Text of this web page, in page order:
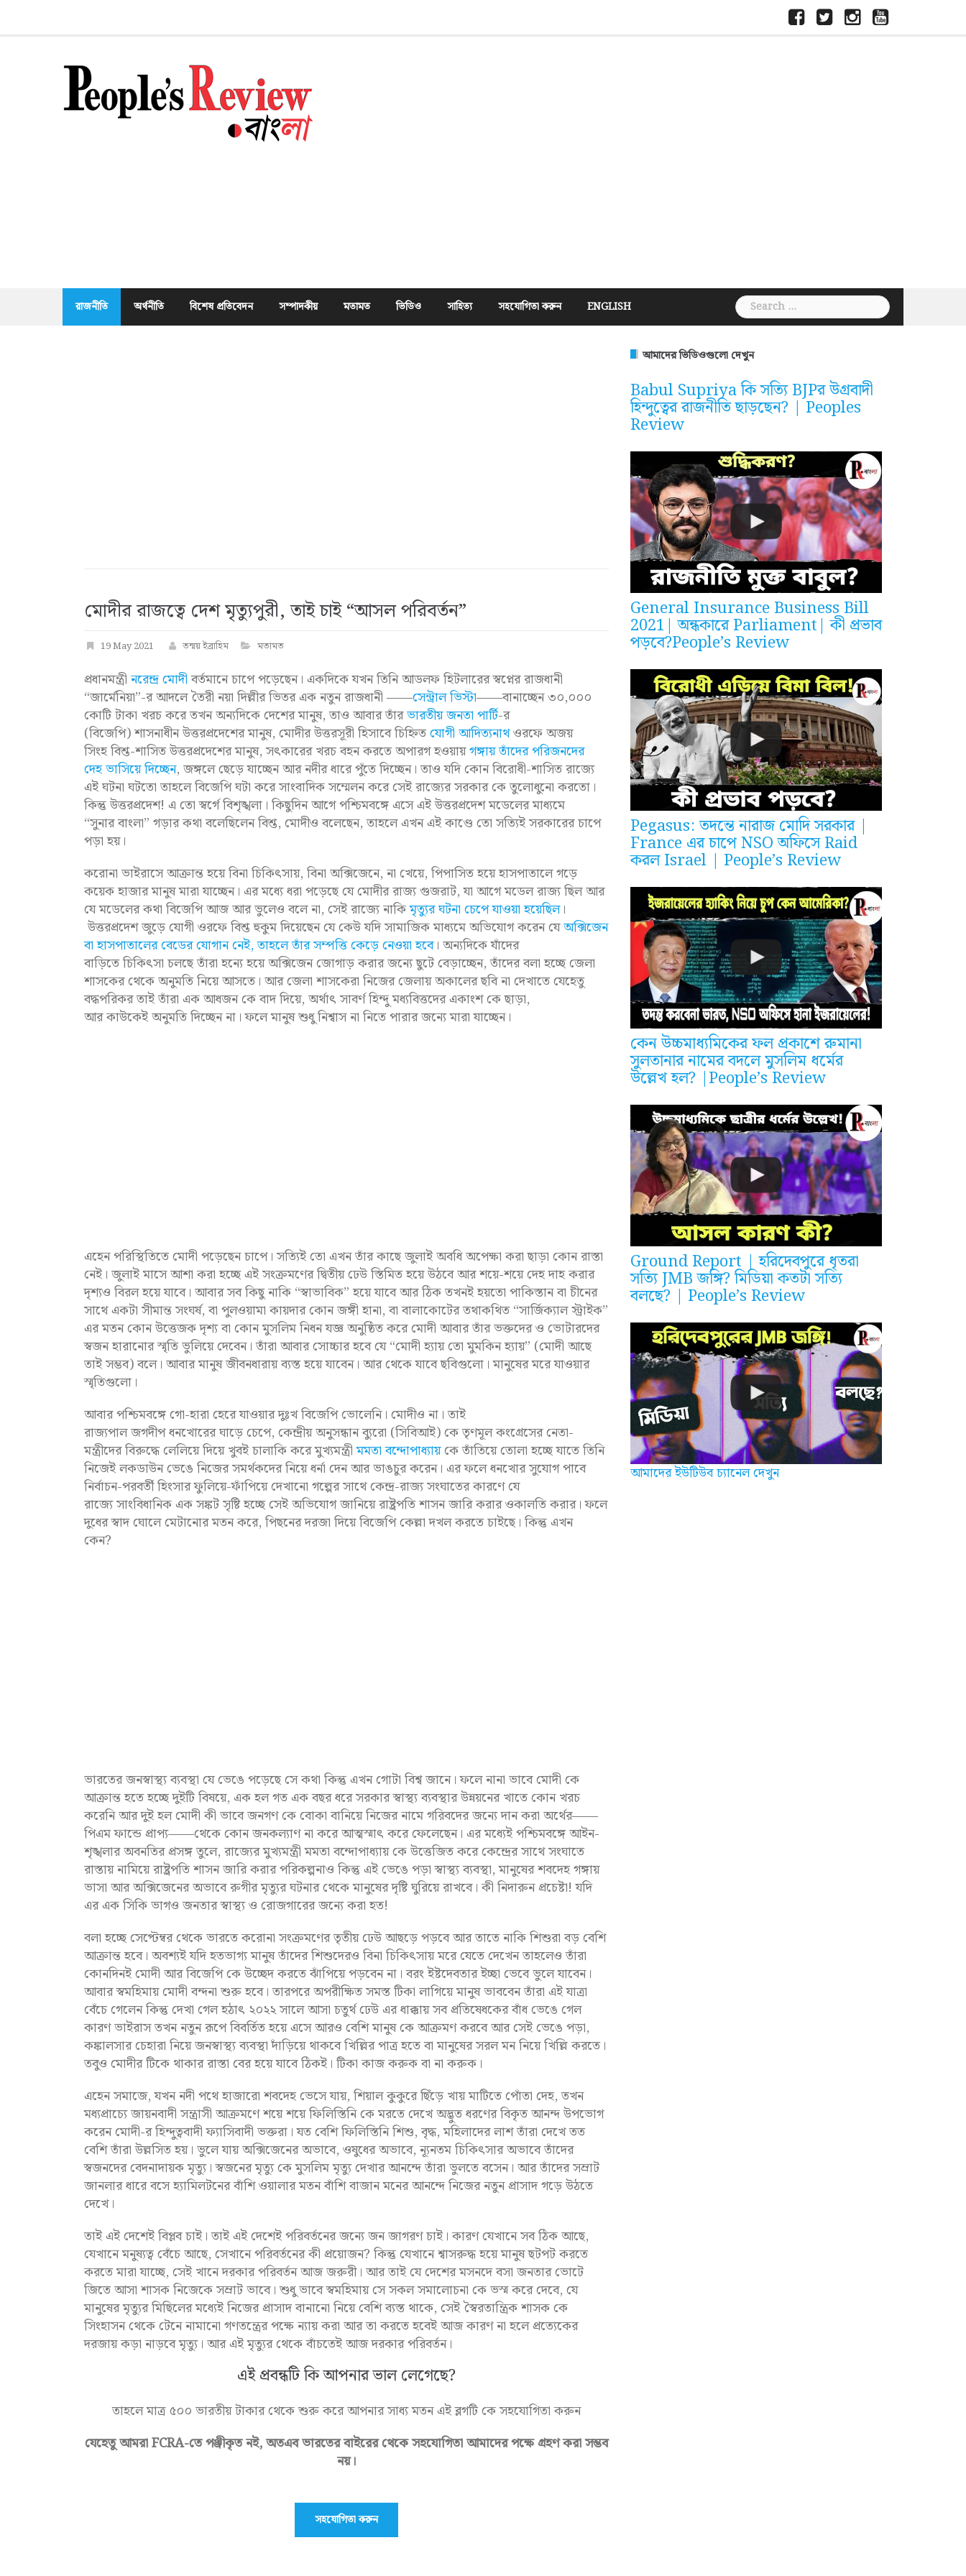
ফেসবুকটুইটারইন্সতাগ্রামইউটিউব
রাজনীতি অর্থনীতি বিশেষ প্রতিবেদন সম্পাদকীয় মতামত ভিডিও সাহিত্য সহযোগিতা করুন ENGLISH
Search
for:
মোদীর রাজত্বে দেশ মৃত্যুপুরী, তাই চাই “আসল পরিবর্তন”
19 May 2021 তন্ময় ইব্রাহিম মতামত
প্রধানমন্ত্রী নরেন্দ্র মোদীবর্তমানে চাপে পড়েছেন। একদিকে যখন তিনি আডলফ হিটলারের স্বপ্নের রাজধানী
“জার্মেনিয়া”-র আদলে তৈরী নয়া দিল্লীর ভিতর এক নতুন রাজধানী ——সেন্ট্রাল ভিস্টা——বানাচ্ছেন ৩০,০০০
কোটি টাকা খরচ করে তখন অন্যদিকে দেশের মানুষ, তাও আবার তাঁরভারতীয় জনতা পার্টি-র
(বিজেপি) শাসনাধীন উত্তরপ্রদেশের মানুষ, মোদীর উত্তরসূরী হিসাবে চিহ্নিতযোগী আদিত্যনাথওরফে অজয়
সিংহ বিশ্ত-শাসিত উত্তরপ্রদেশের মানুষ, সৎকারের খরচ বহন করতে অপারগ হওয়ায়গঙ্গায় তাঁদের পরিজনদের
দেহ ভাসিয়ে দিচ্ছেন, জঙ্গলে ছেড়ে যাচ্ছেন আর নদীর ধারে পুঁতে দিচ্ছেন। তাও যদি কোন বিরোধী-শাসিত রাজ্যে
এই ঘটনা ঘটতো তাহলে বিজেপি ঘটা করে সাংবাদিক সম্মেলন করে সেই রাজ্যের সরকার কে তুলোধুনো করতো।
কিন্তু উত্তরপ্রদেশ! এ তো স্বর্গে বিশৃঙ্খলা। কিছুদিন আগে পশ্চিমবঙ্গে এসে এই উত্তরপ্রদেশ মডেলের মাধ্যমে
“সুনার বাংলা” গড়ার কথা বলেছিলেন বিশ্ত, মোদীও বলেছেন, তাহলে এখন এই কাণ্ডে তো সত্যিই সরকারের চাপে
পড়া হয়।
করোনা ভাইরাসে আক্রান্ত হয়ে বিনা চিকিৎসায়, বিনা অক্সিজেনে, না খেয়ে, পিপাসিত হয়ে হাসপাতালে গড়ে
কয়েক হাজার মানুষ মারা যাচ্ছেন। এর মধ্যে ধরা পড়েছে যে মোদীর রাজ্য গুজরাট, যা আগে মডেল রাজ্য ছিল আর
যে মডেলের কথা বিজেপি আজ আর ভুলেও বলে না, সেই রাজ্যে নাকিমৃত্যুর ঘটনা চেপে যাওয়া হয়েছিল।
উত্তরপ্রদেশ জুড়ে যোগী ওরফে বিশ্ত হুকুম দিয়েছেন যে কেউ যদি সামাজিক মাধ্যমে অভিযোগ করেন যেঅক্সিজেন
বা হাসপাতালের বেডের যোগান নেই, তাহলে তাঁর সম্পত্তি কেড়ে নেওয়া হবে। অন্যদিকে যাঁদের
বাড়িতে চিকিৎসা চলছে তাঁরা হন্যে হয়ে অক্সিজেন জোগাড় করার জন্যে ছুটে বেড়াচ্ছেন, তাঁদের বলা হচ্ছে জেলা
শাসকের থেকে অনুমতি নিয়ে আসতে। আর জেলা শাসকেরা নিজের জেলায় অকালের ছবি না দেখাতে যেহেতু
বদ্ধপরিকর তাই তাঁরা এক আধজন কে বাদ দিয়ে, অর্থাৎ সাবর্ণ হিন্দু মধ্যবিত্তদের একাংশ কে ছাড়া,
আর কাউকেই অনুমতি দিচ্ছেন না। ফলে মানুষ শুধু নিশ্বাস না নিতে পারার জন্যে মারা যাচ্ছেন।
এহেন পরিস্থিতিতে মোদী পড়েছেন চাপে। সত্যিই তো এখন তাঁর কাছে জুলাই অবধি অপেক্ষা করা ছাড়া কোন রাস্তা
নেই। জুলাই মাসে আশা করা হচ্ছে এই সংক্রমণের দ্বিতীয় ঢেউ স্তিমিত হয়ে উঠবে আর শয়ে-শয়ে দেহ দাহ করার
দৃশ্যও বিরল হয়ে যাবে। আবার সব কিছু নাকি “স্বাভাবিক” হয়ে যাবে আর ঠিক তখনই হয়তো পাকিস্তান বা চীনের
সাথে একটা সীমান্ত সংঘর্ষ, বা পুলওয়ামা কায়দার কোন জঙ্গী হানা, বা বালাকোটের তথাকথিত “সার্জিক্যাল স্ট্রাইক”
এর মতন কোন উত্তেজক দৃশ্য বা কোন মুসলিম নিধন যজ্ঞ অনুষ্ঠিত করে মোদী আবার তাঁর ভক্তদের ও ভোটারদের
স্বজন হারানোর স্মৃতি ভুলিয়ে দেবেন। তাঁরা আবার সোচ্চার হবে যে “মোদী হ্যায় তো মুমকিন হ্যায়” (মোদী আছে
তাই সম্ভব) বলে। আবার মানুষ জীবনধারায় ব্যস্ত হয়ে যাবেন। আর থেকে যাবে ছবিগুলো। মানুষের মরে যাওয়ার
স্মৃতিগুলো।
আবার পশ্চিমবঙ্গে গো-হারা হেরে যাওয়ার দুঃখ বিজেপি ভোলেনি। মোদীও না। তাই
রাজ্যপাল জগদীপ ধনখোরের ঘাড়ে চেপে, কেন্দ্রীয় অনুসন্ধান ব্যুরো (সিবিআই) কে তৃণমূল কংগ্রেসের নেতা-
মন্ত্রীদের বিরুদ্ধে লেলিয়ে দিয়ে খুবই চালাকি করে মুখ্যমন্ত্রীমমতা বন্দোপাধ্যায়কে তাঁতিয়ে তোলা হচ্ছে যাতে তিনি
নিজেই লকডাউন ভেঙে নিজের সমর্থকদের নিয়ে ধর্না দেন আর ভাঙচুর করেন। এর ফলে ধনখোর সুযোগ পাবে
নির্বাচন-পরবর্তী হিংসার ফুলিয়ে-ফাঁপিয়ে দেখানো গল্পের সাথে কেন্দ্র-রাজ্য সংঘাতের কারণে যে
রাজ্যে সাংবিধানিক এক সঙ্কট সৃষ্টি হচ্ছে সেই অভিযোগ জানিয়ে রাষ্ট্রপতি শাসন জারি করার ওকালতি করার। ফলে
দুধের স্বাদ ঘোলে মেটানোর মতন করে, পিছনের দরজা দিয়ে বিজেপি কেল্লা দখল করতে চাইছে। কিন্তু এখন
কেন?
ভারতের জনস্বাস্থ্য ব্যবস্থা যে ভেঙে পড়েছে সে কথা কিন্তু এখন গোটা বিশ্ব জানে। ফলে নানা ভাবে মোদী কে
আক্রান্ত হতে হচ্ছে দুইটি বিষয়ে, এক হল গত এক বছর ধরে সরকার স্বাস্থ্য ব্যবস্থার উন্নয়নের খাতে কোন খরচ
করেনি আর দুই হল মোদী কী ভাবে জনগণ কে বোকা বানিয়ে নিজের নামে গরিবদের জন্যে দান করা অর্থের——
পিএম ফান্ডে প্রাপ্য——থেকে কোন জনকল্যাণ না করে আত্মস্মাৎ করে ফেলেছেন। এর মধ্যেই পশ্চিমবঙ্গে আইন-
শৃঙ্খলার অবনতির প্রসঙ্গ তুলে, রাজ্যের মুখ্যমন্ত্রী মমতা বন্দোপাধ্যায় কে উত্তেজিত করে কেন্দ্রের সাথে সংঘাতে
রাস্তায় নামিয়ে রাষ্ট্রপতি শাসন জারি করার পরিকল্পনাও কিন্তু এই ভেঙে পড়া স্বাস্থ্য ব্যবস্থা, মানুষের শবদেহ গঙ্গায়
ভাসা আর অক্সিজেনের অভাবে রুগীর মৃত্যুর ঘটনার থেকে মানুষের দৃষ্টি ঘুরিয়ে রাখবে। কী নিদারুন প্রচেষ্টা! যদি
এর এক সিকি ভাগও জনতার স্বাস্থ্য ও রোজগারের জন্যে করা হত!
বলা হচ্ছে সেপ্টেম্বর থেকে ভারতে করোনা সংক্রমণের তৃতীয় ঢেউ আছড়ে পড়বে আর তাতে নাকি শিশুরা বড় বেশি
আক্রান্ত হবে। অবশ্যই যদি হতভাগ্য মানুষ তাঁদের শিশুদেরও বিনা চিকিৎসায় মরে যেতে দেখেন তাহলেও তাঁরা
কোনদিনই মোদী আর বিজেপি কে উচ্ছেদ করতে ঝাঁপিয়ে পড়বেন না। বরং ইষ্টদেবতার ইচ্ছা ভেবে ভুলে যাবেন।
আবার স্বমহিমায় মোদী বন্দনা শুরু হবে। তারপরে অপরীক্ষিত সমস্ত টিকা লাগিয়ে মানুষ ভাববেন তাঁরা এই যাত্রা
বেঁচে গেলেন কিন্তু দেখা গেল হঠাৎ ২০২২ সালে আসা চতুর্থ ঢেউ এর ধাক্কায় সব প্রতিষেধকের বাঁধ ভেঙে গেল
কারণ ভাইরাস তখন নতুন রূপে বিবর্তিত হয়ে এসে আরও বেশি মানুষ কে আক্রমণ করবে আর সেই ভেঙে পড়া,
কঙ্কালসার চেহারা নিয়ে জনস্বাস্থ্য ব্যবস্থা দাঁড়িয়ে থাকবে খিল্লির পাত্র হতে বা মানুষের সরল মন নিয়ে খিল্লি করতে।
তবুও মোদীর টিকে থাকার রাস্তা বের হয়ে যাবে ঠিকই। টিকা কাজ করুক বা না করুক।
এহেন সমাজে, যখন নদী পথে হাজারো শবদেহ ভেসে যায়, শিয়াল কুকুরে ছিঁড়ে খায় মাটিতে পোঁতা দেহ, তখন
মধ্যপ্রাচ্যে জায়নবাদী সন্ত্রাসী আক্রমণে শয়ে শয়ে ফিলিস্তিনি কে মরতে দেখে অদ্ভুত ধরণের বিকৃত আনন্দ উপভোগ
করেন মোদী-র হিন্দুত্ববাদী ফ্যাসিবাদী ভক্তরা। যত বেশি ফিলিস্তিনি শিশু, বৃদ্ধ, মহিলাদের লাশ তাঁরা দেখে তত
বেশি তাঁরা উল্লসিত হয়। ভুলে যায় অক্সিজেনের অভাবে, ওষুধের অভাবে, ন্যূনতম চিকিৎসার অভাবে তাঁদের
স্বজনদের বেদনাদায়ক মৃত্যু। স্বজনের মৃত্যু কে মুসলিম মৃত্যু দেখার আনন্দে তাঁরা ভুলতে বসেন। আর তাঁদের সম্রাট
জানলার ধারে বসে হ্যামিলটনের বাঁশি ওয়ালার মতন বাঁশি বাজান মনের আনন্দে নিজের নতুন প্রাসাদ গড়ে উঠতে
দেখে।
তাই এই দেশেই বিপ্লব চাই। তাই এই দেশেই পরিবর্তনের জন্যে জন জাগরণ চাই। কারণ যেখানে সব ঠিক আছে,
যেখানে মনুষ্যত্ব বেঁচে আছে, সেখানে পরিবর্তনের কী প্রয়োজন? কিন্তু যেখানে শ্বাসরুদ্ধ হয়ে মানুষ ছটপট করতে
করতে মারা যাচ্ছে, সেই খানে দরকার পরিবর্তন আজ জরুরী। আর তাই যে দেশের মসনদে বসা জনতার ভোটে
জিতে আসা শাসক নিজেকে সম্রাট ভাবে। শুধু ভাবে স্বমহিমায় সে সকল সমালোচনা কে ভস্ম করে দেবে, যে
মানুষের মৃত্যুর মিছিলের মধ্যেই নিজের প্রাসাদ বানানো নিয়ে বেশি ব্যস্ত থাকে, সেই স্বৈরতান্ত্রিক শাসক কে
সিংহাসন থেকে টেনে নামানো গণতন্ত্রের পক্ষে ন্যায় করা আর তা করতে হবেই আজ কারণ না হলে প্রত্যেকের
দরজায় কড়া নাড়বে মৃত্যু। আর এই মৃত্যুর থেকে বাঁচতেই আজ দরকার পরিবর্তন।
এই প্রবন্ধটি কি আপনার ভাল লেগেছে?
তাহলে মাত্র ৫০০ ভারতীয় টাকার থেকে শুরু করে আপনার সাধ্য মতন এই ব্লগটি কে সহযোগিতা করুন
যেহেতু আমরা FCRA-তে পঞ্জীকৃত নই, অতএব ভারতের বাইরের থেকে সহযোগিতা আমাদের পক্ষে গ্রহণ করা সম্ভব
নয়।
সহযোগিতা করুন
আমাদের ভিডিওগুলো দেখুন
Babul Supriya কি সত্যি BJPর উগ্রবাদী
হিন্দুত্বের রাজনীতি ছাড়ছেন? | Peoples
Review
General Insurance Business Bill
2021| অন্ধকারে Parliament| কী প্রভাব
পড়বে?People’s Review
Pegasus: তদন্তে নারাজ মোদি সরকার |
France এর চাপে NSO অফিসে Raid
করল Israel | People’s Review
কেন উচ্চমাধ্যমিকের ফল প্রকাশে রুমানা
সুলতানার নামের বদলে মুসলিম ধর্মের
উল্লেখ হল? |People’s Review
Ground Report | হরিদেবপুরে ধৃতরা
সত্যি JMB জঙ্গি? মিডিয়া কতটা সত্যি
বলছে? | People’s Review
আমাদের ইউটিউব চ্যানেল দেখুন